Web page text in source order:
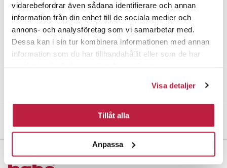
vidarebefordrar även sådana identifierare och annan
information från din enhet till de sociala medier och
annons- och analysföretag som vi samarbetar med.
Dessa kan i sin tur kombinera informationen med annan
information som du har tillhandahållit eller som de har
Visa detaljer
Tillåt alla
Anpassa
Handduschhållare av plast. Monteras på vägg. CC mellan skruvar
25 mm. Passar alla duschslangar, G1/2 R15. Vinkeln på
handduschen kan justeras.
Montering & övriga dokument